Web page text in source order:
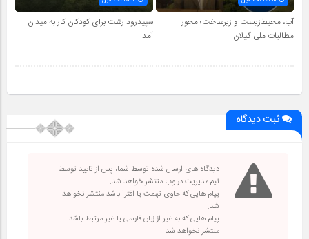
آب، محیط‌زیست و زیرساخت؛ محور
مطالبات ملی گیلان
سپیدرود رشت برای کودکان کار به میدان
آمد
ثبت دیدگاه
دیدگاه های ارسال شده توسط شما، پس از تایید توسط
تیم مدیریت در وب منتشر خواهد شد.
پیام هایی که حاوی تهمت یا افترا باشد منتشر نخواهد
شد.
پیام هایی که به غیر از زبان فارسی یا غیر مرتبط باشد
منتشر نخواهد شد.